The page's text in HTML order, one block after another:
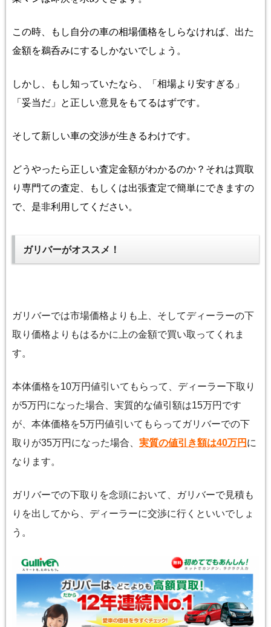
この時、
もし自分の車の相場価格をしらなければ、出た
金額を鵜呑みにするしかないでしょう。
しかし、もし知っていたなら、「相場より安すぎる」
「妥当だ」と正しい意見をもてるはずです。
そして新しい車の交渉が生きるわけです。
どうやったら正しい査定金額がわかるのか？それは買取
り専門ての査定、もしくは出張査定で簡単にできますの
で、是非利用してください。
ガリバーがオススメ！
ガリバーでは市場価格よりも上、そしてディーラーの下
取り価格よりもはるかに上の金額で買い取ってくれま
す。
本体価格を10万円値引いてもらって、ディーラー下取り
が5万円になった場合、実質的な値引額は15万円です
が、本体価格を5万円値引いてもらってガリバーでの下
取りが35万円になった場合、 実質の値引き額は40万円 に
なります。
ガリバーでの下取りを念頭において、ガリバーで見積も
りを出してから、ディーラーに交渉に行くといいでしょ
う。